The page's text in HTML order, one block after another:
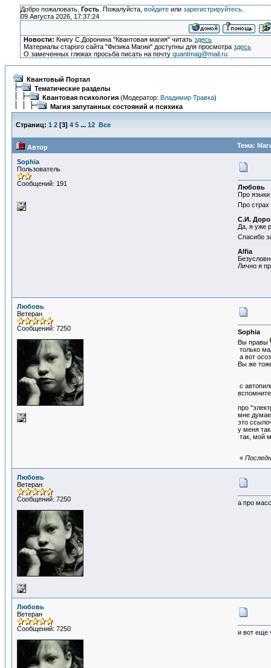
Добро пожаловать, Гость. Пожалуйста, войдитеили зарегистрируйтесь.
09 Августа 2026, 17:37:24
Новости: Книгу С.Доронина "Квантовая магия" читатьздесь
Материалы старого сайта "Физика Магии" доступны для просмотраздесь
О замеченных глюках просьба писать на почтуquantmag@mail.ru
Квантовый Портал
Тематические разделы
Квантовая психология (Модератор: Владимир Травка)
Магия запутанных состояний и психика
Страниц: 1 2 [3] 4 5 ... 12 Все
Автор Тема:
Sophia
Пользователь
Сообщений: 191
Любовь
Про
Про
С.И.
Да, я уже
Спасибо
Alfia
Лично я
Любовь
Ветеран
Сообщений: 7250
Sophia
Вы правы
только
а вот
Вы же
с
про
мне
это
у меня
так, мой
«
Любовь
Ветеран
Сообщений: 7250
а про
Любовь
Ветеран
Сообщений: 7250
и вот еще